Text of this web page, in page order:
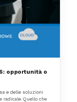
opportunità o
e delle soluzioni
radicale.Quello che